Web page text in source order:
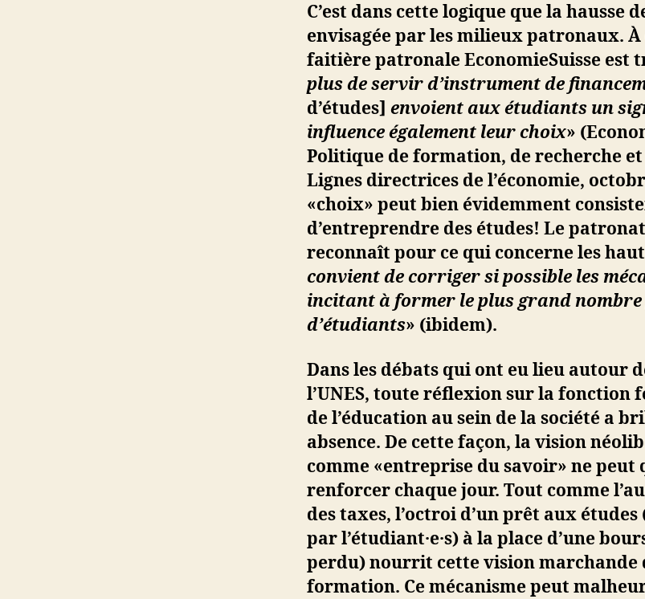
C’est dans cette logique que la hausse
envisagée par les milieux patronaux. À
faitière patronale EconomieSuisse est
plus de servir d’instrument de
d’études] envoient aux étudiants un
influence également leur choix»
Politique de formation, de recherche
Lignes directrices de l’économie,
«choix» peut bien évidemment
d’entreprendre des études! Le
reconnaît pour ce qui concerne les
convient de corriger si possible les
incitant à former le plus grand nombre
d’étudiants» (ibidem).
Dans les débats qui ont eu lieu autour
l’UNES, toute réflexion sur la fonction
de l’éducation au sein de la société a
absence. De cette façon, la vision
comme «entreprise du savoir» ne peut
renforcer chaque jour. Tout comme
des taxes, l’octroi d’un prêt aux
par l’étudiant·e·s) à la place d’une
perdu) nourrit cette vision marchande
formation. Ce mécanisme peut